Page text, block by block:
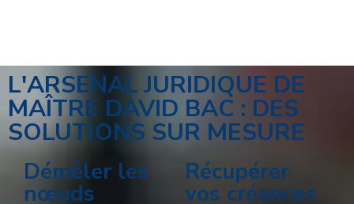
L'ARSENAL JURIDIQUE DE
MAÎTRE DAVID BAC : DES
SOLUTIONS SUR MESURE
Démêler les
nœuds
Récupérer
vos créances